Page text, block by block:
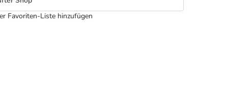
Favoriten-Liste hinzufügen